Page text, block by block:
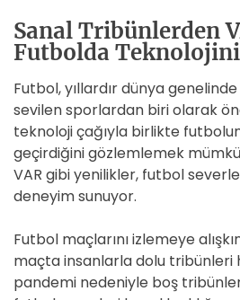
Sanal Tribünlerden
Futbolda
Futbol, yıllardır dünya
sevilen sporlardan biri olarak
teknoloji çağıyla birlikte
geçirdiğini gözlemlemek
VAR gibi yenilikler, futbol
deneyim sunuyor.
Futbol maçlarını izlemeye
maçta insanlarla dolu tribünleri
pandemi nedeniyle boş